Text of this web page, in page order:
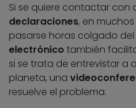
Si se quiere contactar con
declaraciones, en
pasarse horas colgado del
electrónico también
si se trata de entrevistar a
planeta, una
resuelve el problema.